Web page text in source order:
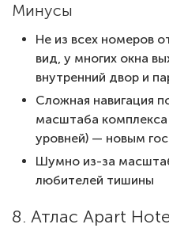
Минусы
Не из всех номеров
вид, у многих окна
внутренний двор и
Сложная навигация
масштаба комплекса
уровней) — новым
Шумно из-за
любителей тишины
8. Атлас Apart